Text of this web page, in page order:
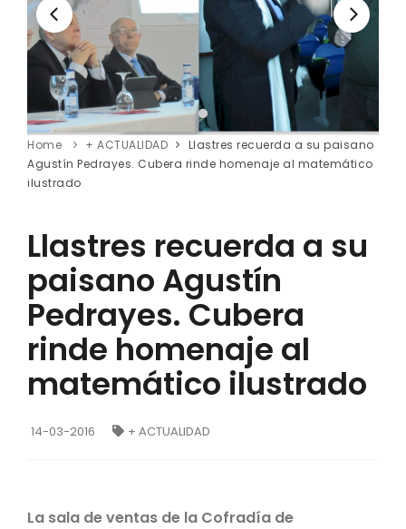
Home + ACTUALIDAD
Llastres recuerda a su paisano
Agustín Pedrayes. Cubera rinde homenaje al matemático
ilustrado
Llastres recuerda a su
paisano Agustín
Pedrayes. Cubera
rinde homenaje al
matemático ilustrado
14-03-2016 + ACTUALIDAD
La sala de ventas de la Cofradía de